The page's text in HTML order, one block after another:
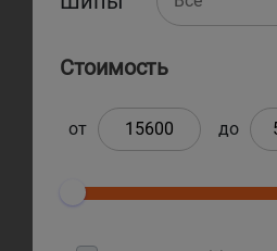
Стоимость
от до